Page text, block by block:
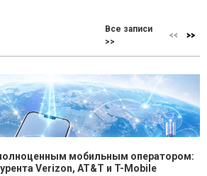
Все записи
>>
мобильным оператором:
Verizon, AT&T и T-Mobile